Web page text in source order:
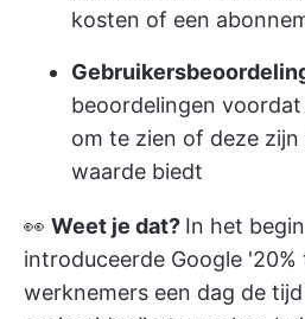
kosten of een
beoordelingen
om te zien of deze
waarde biedt
👀 Weet je dat? In het
introduceerde Google '20%
werknemers een dag de